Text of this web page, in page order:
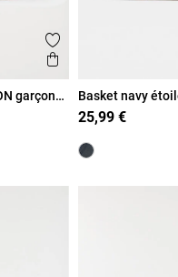
Ajouter aux favoris
Aperçu rapide
garçon
Basket navy
30)
25,99 €